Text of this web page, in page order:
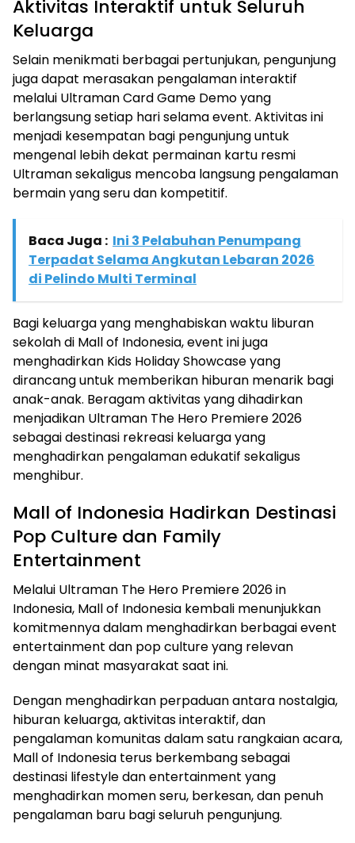
Aktivitas Interaktif untuk Seluruh
Keluarga
Selain menikmati berbagai pertunjukan, pengunjung
juga dapat merasakan pengalaman interaktif
melalui Ultraman Card Game Demo yang
berlangsung setiap hari selama event. Aktivitas ini
menjadi kesempatan bagi pengunjung untuk
mengenal lebih dekat permainan kartu resmi
Ultraman sekaligus mencoba langsung pengalaman
bermain yang seru dan kompetitif.
Baca Juga : Ini 3 Pelabuhan Penumpang
Terpadat Selama Angkutan Lebaran 2026
di Pelindo Multi Terminal
Bagi keluarga yang menghabiskan waktu liburan
sekolah di Mall of Indonesia, event ini juga
menghadirkan Kids Holiday Showcase yang
dirancang untuk memberikan hiburan menarik bagi
anak-anak. Beragam aktivitas yang dihadirkan
menjadikan Ultraman The Hero Premiere 2026
sebagai destinasi rekreasi keluarga yang
menghadirkan pengalaman edukatif sekaligus
menghibur.
Mall of Indonesia Hadirkan Destinasi
Pop Culture dan Family
Entertainment
Melalui Ultraman The Hero Premiere 2026 in
Indonesia, Mall of Indonesia kembali menunjukkan
komitmennya dalam menghadirkan berbagai event
entertainment dan pop culture yang relevan
dengan minat masyarakat saat ini.
Dengan menghadirkan perpaduan antara nostalgia,
hiburan keluarga, aktivitas interaktif, dan
pengalaman komunitas dalam satu rangkaian acara,
Mall of Indonesia terus berkembang sebagai
destinasi lifestyle dan entertainment yang
menghadirkan momen seru, berkesan, dan penuh
pengalaman baru bagi seluruh pengunjung.